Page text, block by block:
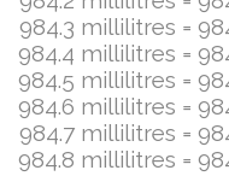
984.3 millilitres =
984.4 millilitres =
984.5 millilitres =
984.6 millilitres =
984.7 millilitres =
984.8 millilitres =